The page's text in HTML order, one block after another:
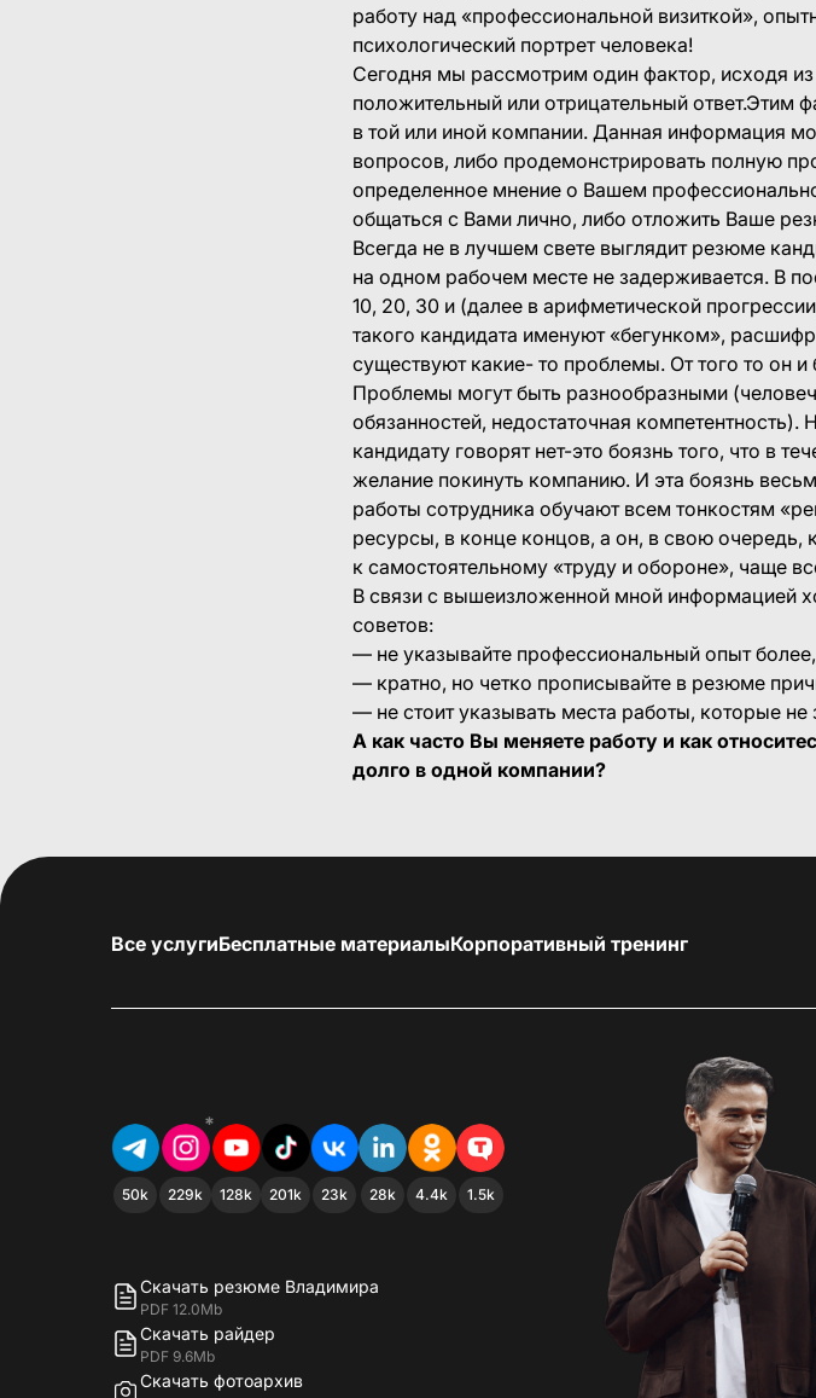
работу над «профессиональной визиткой»,
психологический портрет человека!
Сегодня мы рассмотрим один фактор, исходя
положительный или отрицательный ответ.Этим
в той или иной компании. Данная информация
вопросов, либо продемонстрировать полную
определенное мнение о Вашем
общаться с Вами лично, либо отложить Ваше
Всегда не в лучшем свете выглядит резюме
на одном рабочем месте не задерживается. В
10, 20, 30 и (далее в арифметической
такого кандидата именуют «бегунком»,
существуют какие- то проблемы. От того то он и
Проблемы могут быть разнообразными
обязанностей, недостаточная
кандидату говорят нет-это боязнь того, что в
желание покинуть компанию. И эта боязнь
работы сотрудника обучают всем тонкостям
ресурсы, в конце концов, а он, в свою очередь,
к самостоятельному «труду и обороне», чаще
В связи с вышеизложенной мной информацией
советов:
— не указывайте профессиональный опыт
— кратно, но четко прописывайте в резюме
— не стоит указывать места работы, которые
А как часто Вы меняете работу и как
долго в одной компании?
Все услугиБесплатные материалыКорпоративный тренинг
50k
*
229k 128k 201k 23k 28k 4.4k 1.5k
Скачать резюме Владимира
PDF 12.0Mb
Скачать райдер
PDF 9.6Mb
Скачать фотоархив